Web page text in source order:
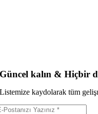
Güncel kalın & Hiçbir
Listemize kaydolarak tüm